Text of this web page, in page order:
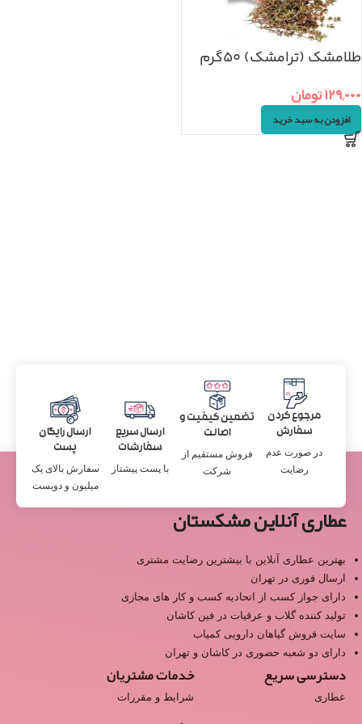
طلامشک (ترامشک) ۵۰گرم
۱۲۹,۰۰۰تومان
افزودن به سبد خرید
مرجوع کردن
سفارش
در صورت عدم
رضایت
تضمین کیفیت و
اصالت
فروش مستقیم از
شرکت
ارسال سریع
سفارشات
با پست پیشتاز
ارسال رایگان
پست
سفارش بالای یک
میلیون و دویست
عطاری آنلاین مشکستان
بهترین عطاری آنلاین با بیشترین رضایت مشتری
ارسال فوری در تهران
دارای جواز کسب از اتحادیه کسب و کار های مجازی
تولید کننده گلاب و عرقیات در فین کاشان
سایت فروش گیاهان دارویی کمیاب
دارای دو شعبه حضوری در کاشان و تهران
دسترسی سریع
عطاری
خدمات مشتریان
شرایط و مقررات